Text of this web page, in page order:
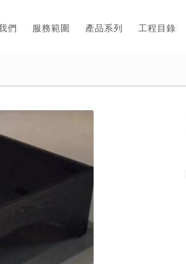
們 服務範圍 產品系列 工程目錄